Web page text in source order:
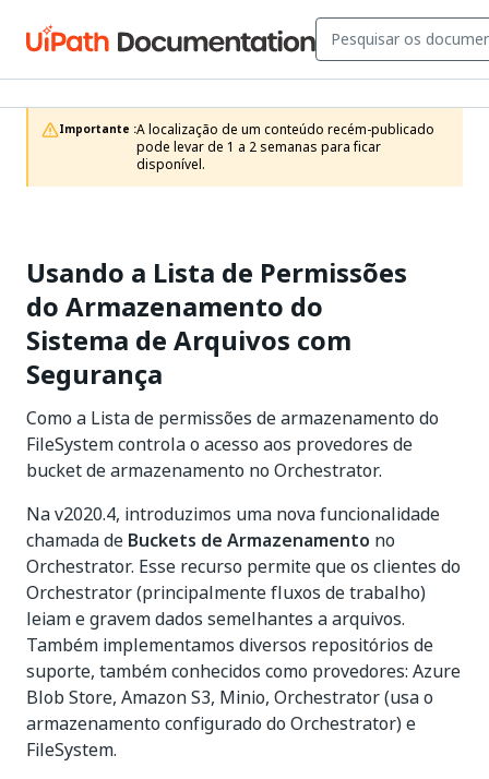
Importante :A localização de um conteúdo recém-publicado
pode levar de 1 a 2 semanas para ficar
disponível.
Usando a Lista de Permissões
do Armazenamento do
Sistema de Arquivos com
Segurança
Como a Lista de permissões de armazenamento do
FileSystem controla o acesso aos provedores de
bucket de armazenamento no Orchestrator.
Na v2020.4, introduzimos uma nova funcionalidade
chamada de Buckets de Armazenamento no
Orchestrator. Esse recurso permite que os clientes do
Orchestrator (principalmente fluxos de trabalho)
leiam e gravem dados semelhantes a arquivos.
Também implementamos diversos repositórios de
suporte, também conhecidos como provedores: Azure
Blob Store, Amazon S3, Minio, Orchestrator (usa o
armazenamento configurado do Orchestrator) e
FileSystem.